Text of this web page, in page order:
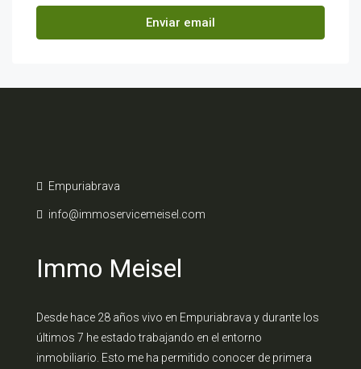
Enviar email
Empuriabrava
info@immoservicemeisel.com
Immo Meisel
Desde hace 28 años vivo en Empuriabrava y durante los
últimos 7 he estado trabajando en el entorno
inmobiliario. Esto me ha permitido conocer de primera